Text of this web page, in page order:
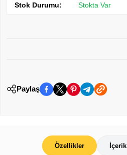
Stok Durumu: Stokta Var
Paylaş
Özellikler İçerik